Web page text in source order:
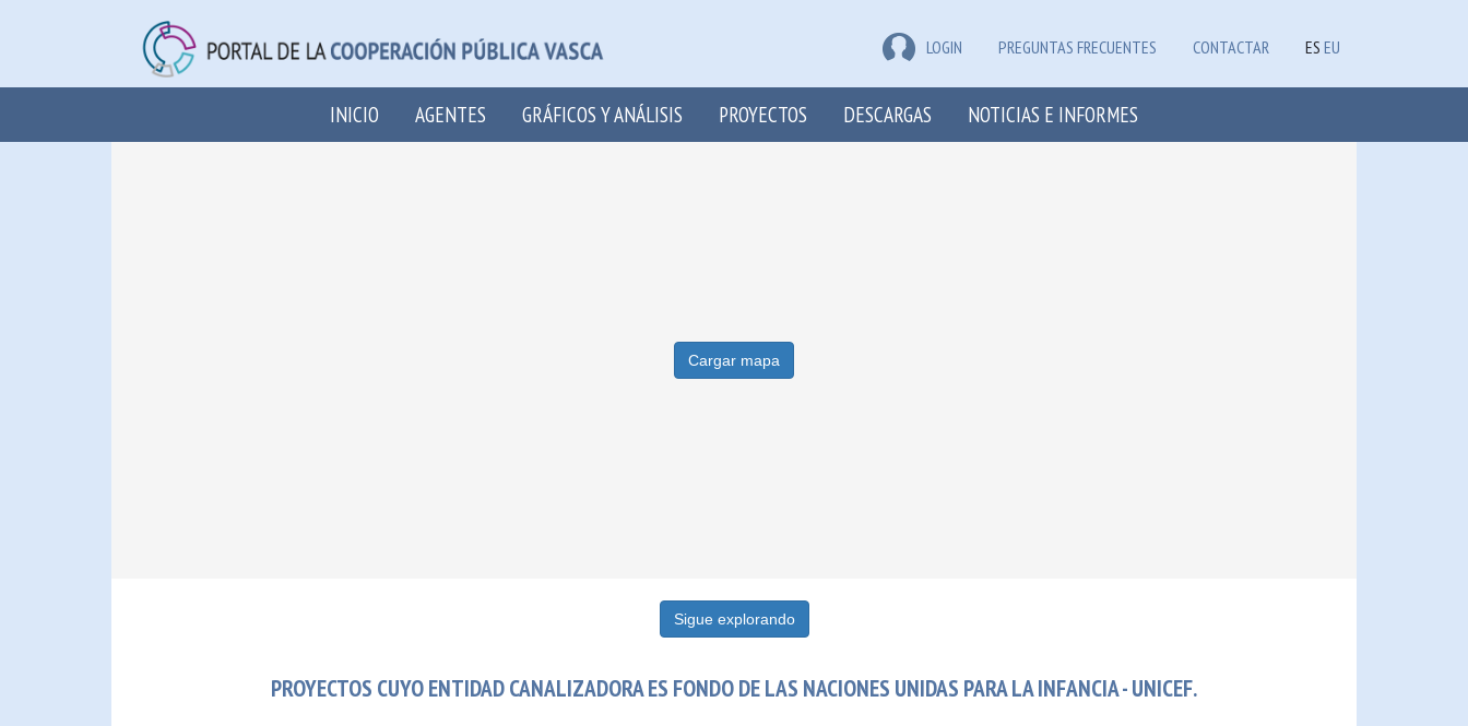
LOGIN PREGUNTAS FRECUENTES CONTACTAR ES EU
INICIO AGENTES GRÁFICOS Y ANÁLISIS PROYECTOS DESCARGAS NOTICIAS E INFORMES
Cargar mapa
Sigue explorando
PROYECTOS CUYO ENTIDAD CANALIZADORA ES FONDO DE LAS NACIONES UNIDAS PARA LA INFANCIA - UNICEF.